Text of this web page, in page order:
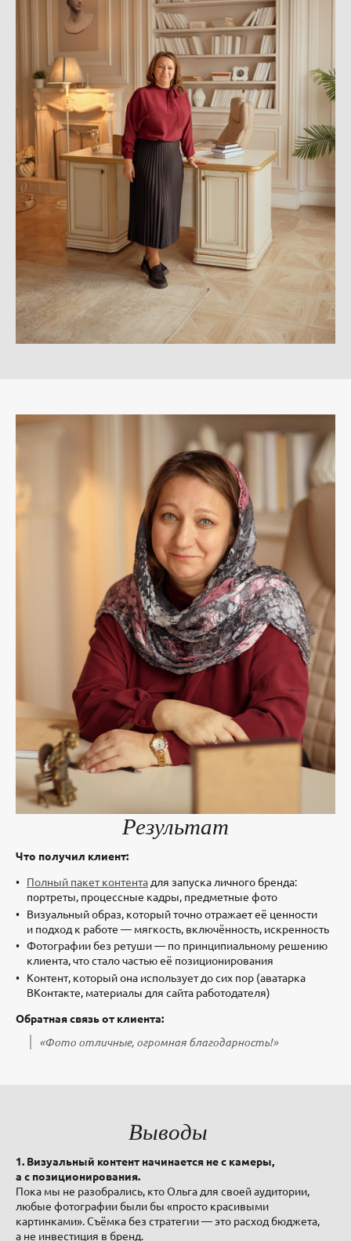
Результат
Что получил клиент:
Полный пакет контента для запуска личного бренда:
портреты, процессные кадры, предметные фото
Визуальный образ, который точно отражает её ценности
и подход к работе — мягкость, включённость, искренность
Фотографии без ретуши — по принципиальному решению
клиента, что стало частью её позиционирования
Контент, который она использует до сих пор (аватарка
ВКонтакте, материалы для сайта работодателя)
Обратная связь от клиента:
«Фото отличные, огромная благодарность!»
Выводы
1. Визуальный контент начинается не с камеры,
а с позиционирования.
Пока мы не разобрались, кто Ольга для своей аудитории,
любые фотографии были бы «просто красивыми
картинками». Съёмка без стратегии — это расход бюджета,
а не инвестиция в бренд.